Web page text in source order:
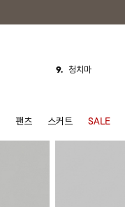
9. 청치마
팬츠 스커트 SALE